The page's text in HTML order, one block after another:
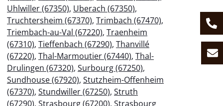
Uhlwiller (67350), Uberach (67350),
Truchtersheim (67370), Trimbach (67470),
Triembach-au-Val (67220), Traenheim
(67310), Tieffenbach (67290), Thanvillé
(67220), Thal-Marmoutier (67440), Thal-
Drulingen (67320), Surbourg (67250),
Sundhouse (67920), Stutzheim-Offenheim
(67370), Stundwiller (67250), Struth
(67290), Strasbourg (67200), Strasbourg